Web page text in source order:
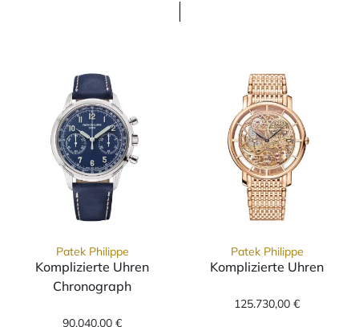
Patek Philippe
Komplizierte Uhren
Chronograph
Patek Philippe Komplizierte Uhren
90.040,00 €
Patek Philippe
Komplizierte Uhren
125.730,00 €